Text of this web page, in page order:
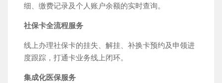
细、缴费记录及个人账户余额的实时查询。
社保卡全流程服务
线上办理社保卡的挂失、解挂、补换卡预约及申领进
度跟踪，打通卡业务线上闭环。
集成化医保服务